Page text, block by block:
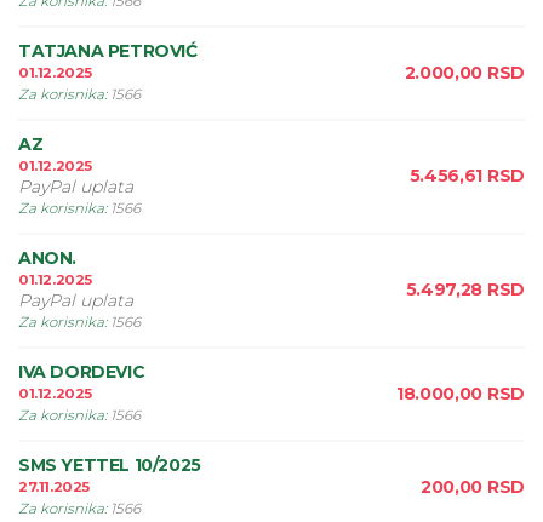
TATJANA PETROVIĆ
01.12.2025
Za korisnika: 1566
2.000,00 RSD
AZ
01.12.2025
PayPal uplata
Za korisnika: 1566
5.456,61 RSD
ANON.
01.12.2025
PayPal uplata
Za korisnika: 1566
5.497,28 RSD
IVA DORDEVIC
01.12.2025
Za korisnika: 1566
18.000,00 RSD
SMS YETTEL 10/2025
27.11.2025
Za korisnika: 1566
200,00 RSD